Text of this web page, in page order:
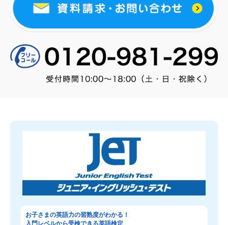
お子さまの英語力の習熟度がわかる！
入門レベルから受検できる英語検定